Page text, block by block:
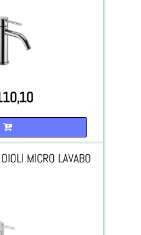
MICRO LAVABO